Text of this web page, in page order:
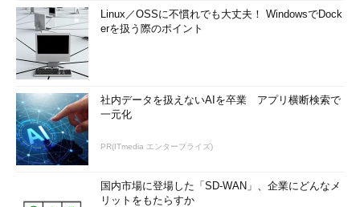
Linux／OSSに不慣れでも大丈夫！ WindowsでDock
erを扱う際のポイント
社内データを扱えないAIを卒業 アプリ横断検索で
一元化
PR(ITmedia エンタープライズ)
国内市場に登場した「SD-WAN」、企業にどんなメ
リットをもたらすか